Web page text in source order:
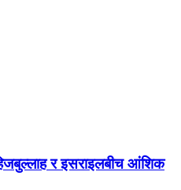
र इसराइलबीच आंशिक